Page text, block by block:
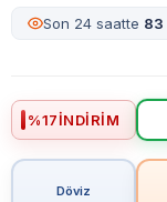
Son 24 saatte 83
%17İNDIRIM
Döviz